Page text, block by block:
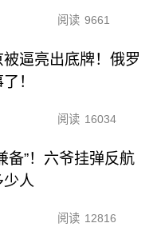
阅读 9661
被逼亮出底牌！俄罗
！
阅读 16034
备”！六爷挂弹反航
人
阅读 12816